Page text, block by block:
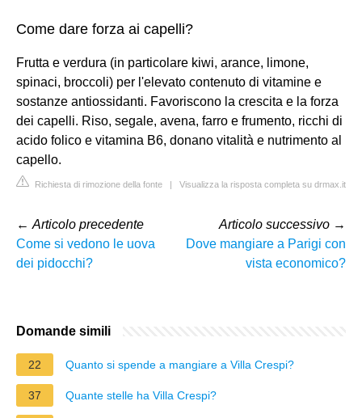
Come dare forza ai capelli?
Frutta e verdura (in particolare kiwi, arance, limone,
spinaci, broccoli) per l'elevato contenuto di vitamine e
sostanze antiossidanti. Favoriscono la crescita e la forza
dei capelli. Riso, segale, avena, farro e frumento, ricchi di
acido folico e vitamina B6, donano vitalità e nutrimento al
capello.
Richiesta di rimozione della fonte | Visualizza la risposta completa su drmax.it
← Articolo precedente
Come si vedono le uova
dei pidocchi?
Articolo successivo →
Dove mangiare a Parigi con
vista economico?
Domande simili
22 Quanto si spende a mangiare a Villa Crespi?
37 Quante stelle ha Villa Crespi?